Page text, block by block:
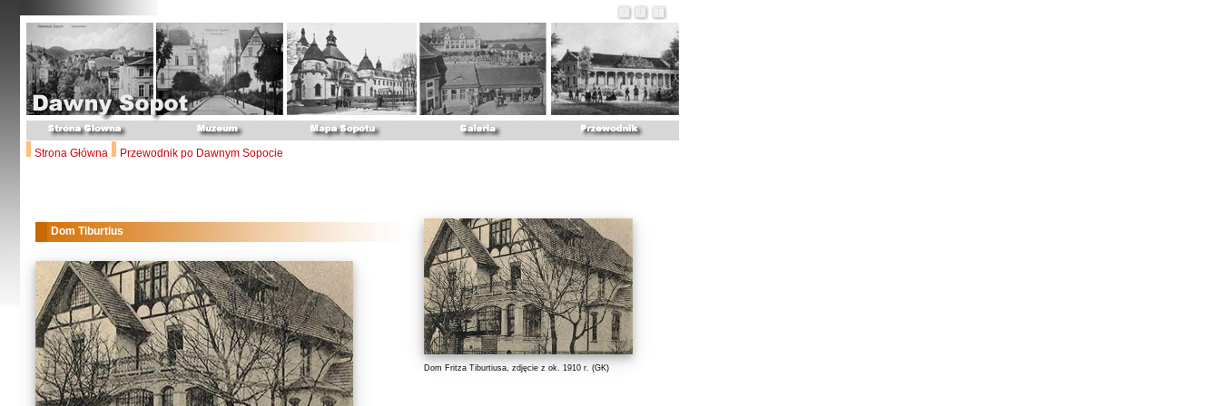
Strona Główna Przewodnik po Dawnym Sopocie
Dom Tiburtius
Dom Fritza Tiburtiusa, zdjęcie z ok. 1910 r. (GK)